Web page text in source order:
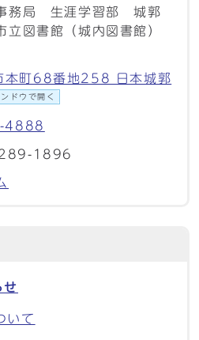
務局 生涯学習部 城郭
図書館（城内図書館）
町68番地258 日本城郭
ドウで開く
4888
289-1896
せ
いて